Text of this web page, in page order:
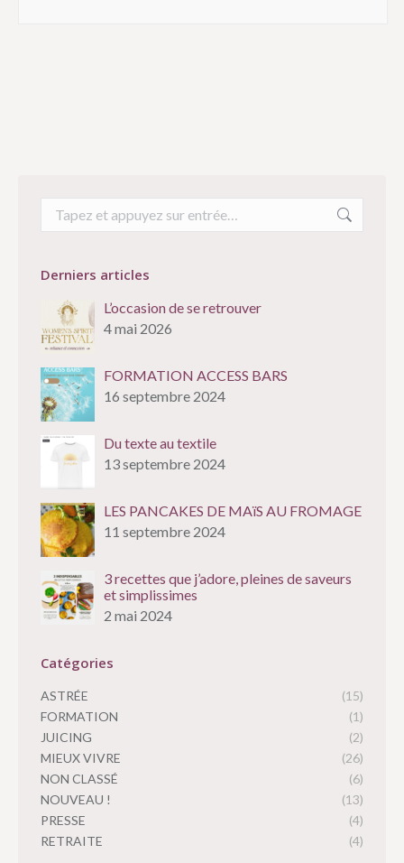
Recherche
Derniers articles
L’occasion de se retrouver
4 mai 2026
FORMATION ACCESS BARS
16 septembre 2024
Du texte au textile
13 septembre 2024
LES PANCAKES DE MAïS AU FROMAGE
11 septembre 2024
3 recettes que j’adore, pleines de saveurs
et simplissimes
2 mai 2024
Catégories
ASTRÉE
(15)
FORMATION
(1)
JUICING
(2)
MIEUX VIVRE
(26)
NON CLASSÉ
(6)
NOUVEAU !
(13)
PRESSE
(4)
RETRAITE
(4)